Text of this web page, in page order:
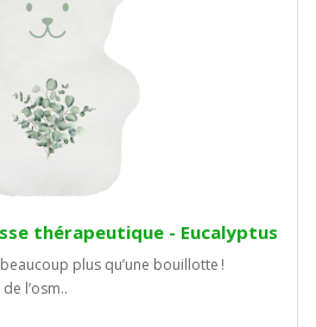
thérapeutique - Eucalyptus
plus qu’une bouillotte !
l’osm..